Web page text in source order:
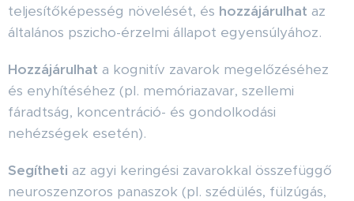
teljesítőképesség növelését, és hozzájárulhat az
általános pszicho-érzelmi állapot egyensúlyához.
Hozzájárulhat a kognitív zavarok megelőzéséhez
és enyhítéséhez (pl. memóriazavar, szellemi
fáradtság, koncentráció- és gondolkodási
nehézségek esetén).
Segítheti az agyi keringési zavarokkal összefüggő
neuroszenzoros panaszok (pl. szédülés, fülzúgás,